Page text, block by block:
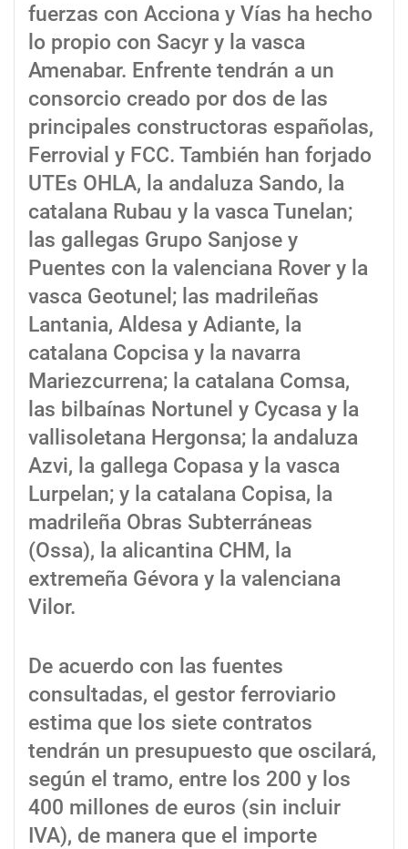
fuerzas con Acciona y Vías ha hecho
lo propio con Sacyr y la vasca
Amenabar. Enfrente tendrán a un
consorcio creado por dos de las
principales constructoras españolas,
Ferrovial y FCC. También han forjado
UTEs OHLA, la andaluza Sando, la
catalana Rubau y la vasca Tunelan;
las gallegas Grupo Sanjose y
Puentes con la valenciana Rover y la
vasca Geotunel; las madrileñas
Lantania, Aldesa y Adiante, la
catalana Copcisa y la navarra
Mariezcurrena; la catalana Comsa,
las bilbaínas Nortunel y Cycasa y la
vallisoletana Hergonsa; la andaluza
Azvi, la gallega Copasa y la vasca
Lurpelan; y la catalana Copisa, la
madrileña Obras Subterráneas
(Ossa), la alicantina CHM, la
extremeña Gévora y la valenciana
Vilor.
De acuerdo con las fuentes
consultadas, el gestor ferroviario
estima que los siete contratos
tendrán un presupuesto que oscilará,
según el tramo, entre los 200 y los
400 millones de euros (sin incluir
IVA), de manera que el importe